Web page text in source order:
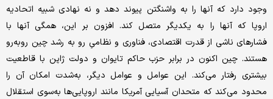
وجود دارد که آنها را به واشنگتن پیوند دهد و نه نهادی شبیه اتحادیه
اروپا که آنها را به یکدیگر متصل کند. افزون بر این، همگی آنها با
فشارهای ناشی از قدرت اقتصادی، فناوری و نظامیِ رو به رشد چین روبه‌رو
هستند. چین اکنون در برابر حزب حاکم تایوان و دولت ژاپن با قاطعیت
بیشتری رفتار می‌کند. این عوامل و عوامل دیگر، به‌شدت امکان آن را
محدود می‌کند که متحدان آسیایی آمریکا مانند اروپایی‌ها به‌سوی استقلال